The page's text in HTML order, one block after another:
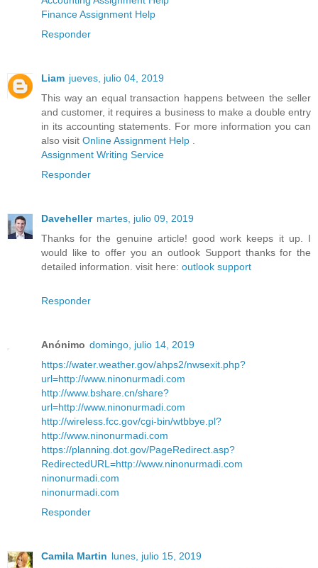
Finance Assignment Help
Responder
Liam jueves, julio 04, 2019
This way an equal transaction happens between the seller
and customer, it requires a business to make a double entry
in its accounting statements. For more information you can
also visit Online Assignment Help
Assignment Writing Service
Responder
Daveheller martes, julio 09, 2019
Thanks for the genuine article! good work keeps it up. I
would like to offer you an outlook Support thanks for the
detailed information. visit here: outlook support
Responder
Anónimo domingo, julio 14, 2019
https://water.weather.gov/ahps2/nwsexit.php?
url=http://www.ninonurmadi.com
http://www.bshare.cn/share?
url=http://www.ninonurmadi.com
http://wireless.fcc.gov/cgi-bin/wtbbye.pl?
http://www.ninonurmadi.com
https://planning.dot.gov/PageRedirect.asp?
RedirectedURL=http://www.ninonurmadi.com
ninonurmadi.com
ninonurmadi.com
Responder
Camila Martin lunes, julio 15, 2019